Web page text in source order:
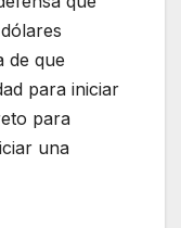
de que
para iniciar
para
una